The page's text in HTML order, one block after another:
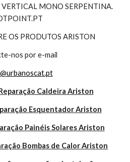
MONO SERPENTINA.
OS PRODUTOS ARISTON
nos por e-mail
Caldeira Ariston
Esquentador Ariston
Painéis Solares Ariston
Bombas de Calor Ariston